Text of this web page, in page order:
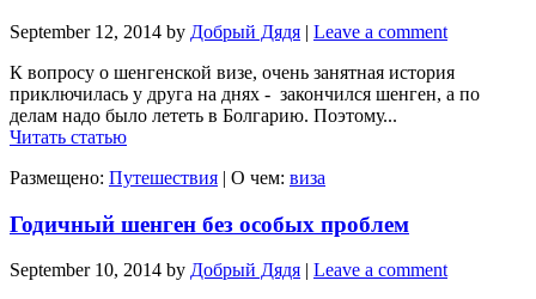
September 12, 2014 by Добрый Дядя | Leave a comment
К вопросу о шенгенской визе, очень занятная история
приключилась у друга на днях - закончился шенген, а по
делам надо было лететь в Болгарию. Поэтому...
Читать статью
Размещено: Путешествия | О чем: виза
Годичный шенген без особых проблем
September 10, 2014 by Добрый Дядя | Leave a comment